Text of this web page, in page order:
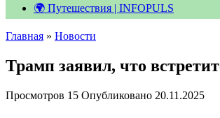
🌍 Путешествия | INFOPULS
Главная » Новости
Трамп заявил, что
Просмотров 15 Опубликовано 20.11.2025